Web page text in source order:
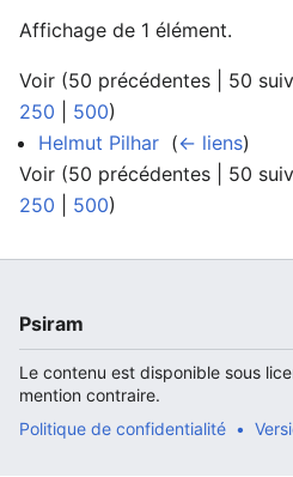
Affichage de 1 élément.
Voir (50 précédentes | 50
250
500)
Helmut Pilhar (← liens)
Voir (50 précédentes | 50
250
500)
Psiram
Le contenu est disponible sous
mention contraire.
Politique de confidentialité